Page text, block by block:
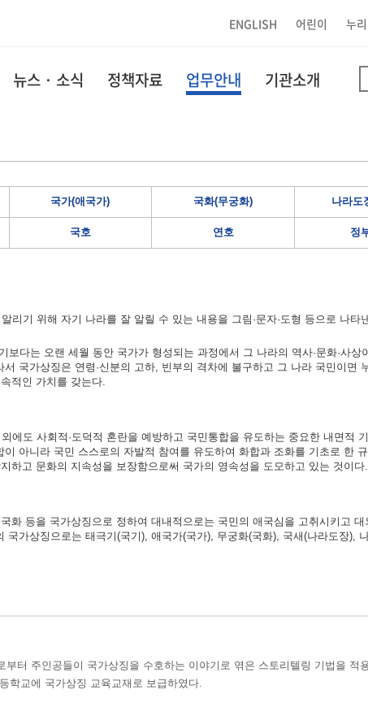
ENGLISH 어린이 누
뉴스 · 소식 정책자료 업무안내 기관소개
국가(애국가) 국화(무궁화) 나라도
국호 연호 정
리기 위해 자기 나라를 잘 알릴 수 있는 내용을 그림·문자·도형 등으로 나타
다는 오랜 세월 동안 국가가 형성되는 과정에서 그 나라의 역사·문화·사상
국가상징은 연령·신분의 고하, 빈부의 격차에 불구하고 그 나라 국민이면
적인 가치를 갖는다.
에도 사회적·도덕적 혼란을 예방하고 국민통합을 유도하는 중요한 내면적
아니라 국민 스스로의 자발적 참여를 유도하여 화합과 조화를 기초로 한
하고 문화의 지속성을 보장함으로써 국가의 영속성을 도모하고 있는 것이다.
화 등을 국가상징으로 정하여 대내적으로는 국민의 애국심을 고취시키고
가상징으로는 태극기(국기), 애국가(국가), 무궁화(국화), 국새(나라도장),
터 주인공들이 국가상징을 수호하는 이야기로 엮은 스토리텔링 기법을 적
학교에 국가상징 교육교재로 보급하였다.